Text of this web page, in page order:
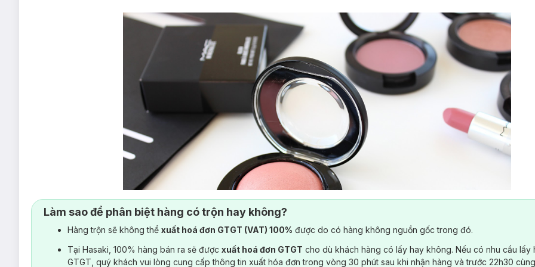
Làm sao để phân biệt hàng có trộn hay không?
Hàng trộn sẽ không thể xuất hoá đơn GTGT (VAT) 100% được do có hàng không nguồn gốc trong đó.
Tại Hasaki, 100% hàng bán ra sẽ được xuất hoá đơn GTGT cho dù khách hàng có lấy hay không. Nếu có nhu cầu lấy
GTGT, quý khách vui lòng cung cấp thông tin xuất hóa đơn trong vòng 30 phút sau khi nhận hàng và trước 22h30